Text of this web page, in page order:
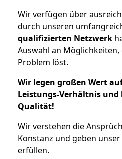
Wir verfügen über
durch unseren
qualifizierten Netzwerk
Auswahl an Möglichkeiten,
Problem löst.
Wir legen großen Wert
Leistungs-Verhältnis
Qualität!
Wir verstehen die
Konstanz und geben unser
erfüllen.